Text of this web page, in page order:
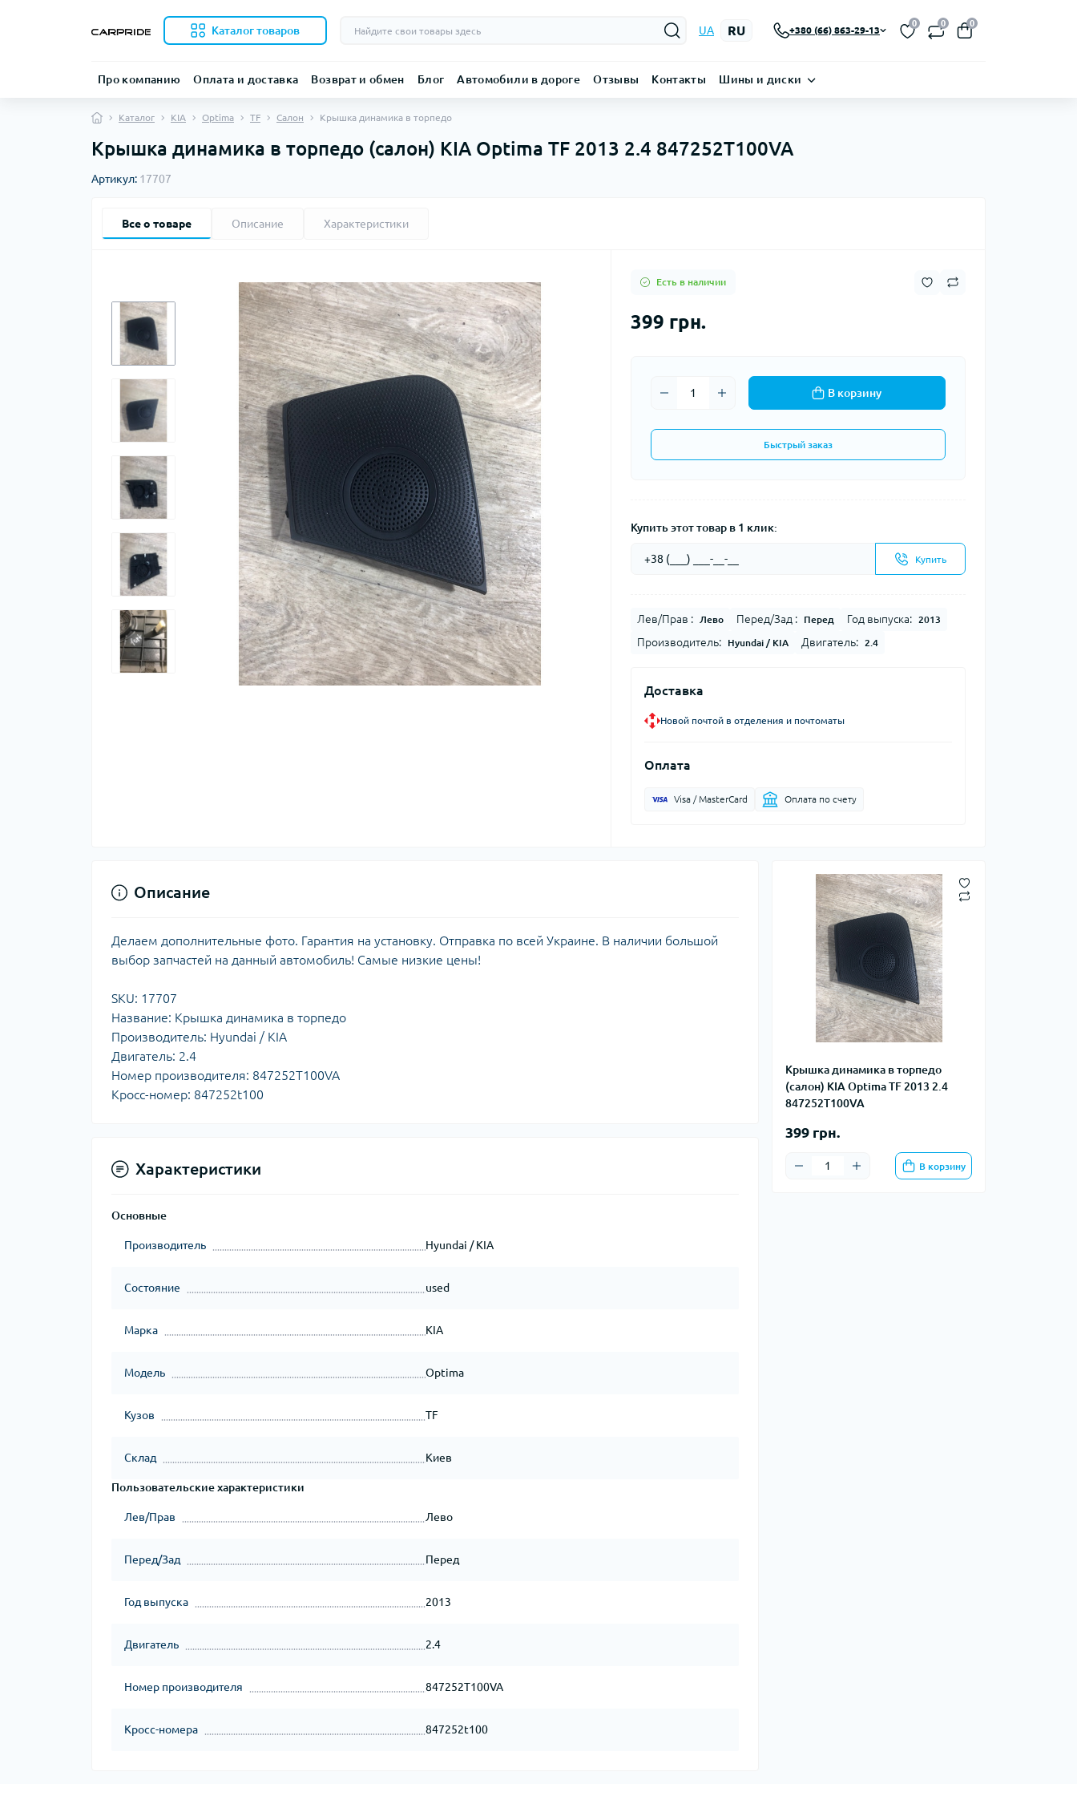
Каталог товаров UA RU +380 (66) 863-29-13
0 0 0
Про компанию Оплата и доставка Возврат и обмен Блог Автомобили в дороге Отзывы Контакты Шины и диски
Каталог KIA Optima TF Салон Крышка динамика в торпедо
Крышка динамика в торпедо (салон) KIA Optima TF 2013 2.4 847252T100VA
Артикул: 17707
Все о товаре Описание Характеристики
Есть в наличии
399 грн.
В корзину
Быстрый заказ
Купить этот товар в 1 клик:
Купить
Лев/Прав : Лево Перед/Зад : Перед Год выпуска: 2013
Производитель: Hyundai / KIA Двигатель: 2.4
Доставка
Новой почтой в отделения и почтоматы
Оплата
Visa / MasterCard Оплата по счету
Крышка динамика в торпедо
(салон) KIA Optima TF 2013 2.4
847252T100VA
399 грн.
В корзину
Описание
Делаем дополнительные фото. Гарантия на установку. Отправка по всей Украине. В наличии большой
выбор запчастей на данный автомобиль! Самые низкие цены!
SKU: 17707
Название: Крышка динамика в торпедо
Производитель: Hyundai / KIA
Двигатель: 2.4
Номер производителя: 847252T100VA
Кросс-номер: 847252t100
Характеристики
Основные
Производитель Hyundai / KIA
Состояние used
Марка KIA
Модель Optima
Кузов TF
Склад Киев
Пользовательские характеристики
Лев/Прав Лево
Перед/Зад Перед
Год выпуска 2013
Двигатель 2.4
Номер производителя 847252T100VA
Кросс-номера 847252t100